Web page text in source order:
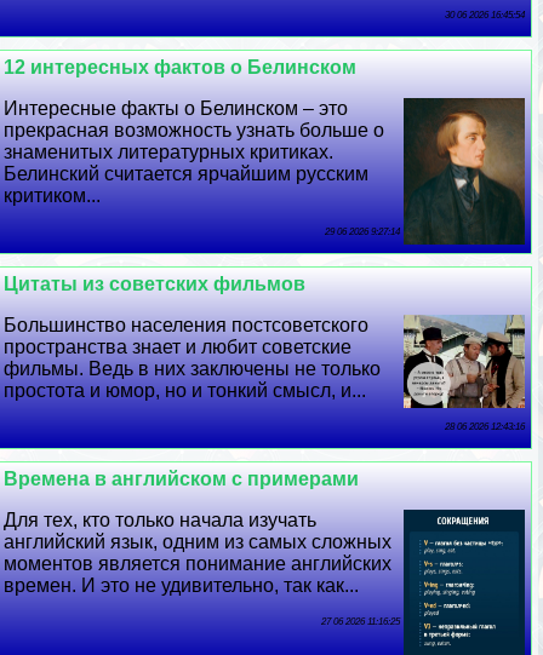
30 06 2026 16:45:54
12 интересных фактов о Белинском
Интересные факты о Белинском – это
прекрасная возможность узнать больше о
знаменитых литературных критиках.
Белинский считается ярчайшим русским
критиком...
29 06 2026 9:27:14
Цитаты из советских фильмов
Большинство населения постсоветского
прострaнcтва знает и любит советские
фильмы. Ведь в них заключены не только
простота и юмор, но и тонкий смысл, и...
28 06 2026 12:43:16
Времена в английском с примерами
Для тех, кто только начала изучать
английский язык, одним из самых сложных
моментов является понимание английских
времен. И это не удивительно, так как...
27 06 2026 11:16:25